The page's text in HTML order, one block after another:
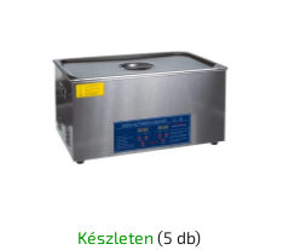
Készleten(5 db)